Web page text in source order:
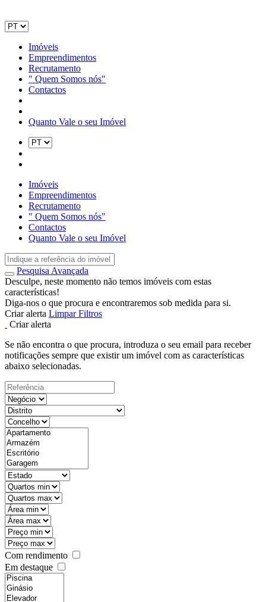
Imóveis
Empreendimentos
Recrutamento
" Quem Somos nós"
Contactos
Quanto Vale o seu Imóvel
Imóveis
Empreendimentos
Recrutamento
" Quem Somos nós"
Contactos
Quanto Vale o seu Imóvel
Pesquisa Avançada
Desculpe, neste momento não temos imóveis com estas
características!
Diga-nos o que procura e encontraremos sob medida para si.
Criar alerta Limpar Filtros
Criar alerta
Se não encontra o que procura, introduza o seu email para receber
notificações sempre que existir um imóvel com as características
abaixo selecionadas.
Com rendimento
Em destaque